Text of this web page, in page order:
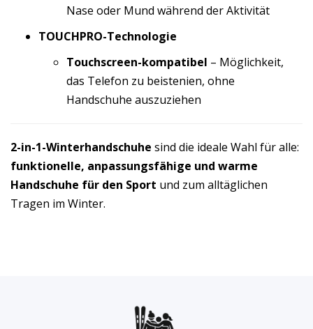
Nase oder Mund während der Aktivität
TOUCHPRO-Technologie
Touchscreen-kompatibel – Möglichkeit,
das Telefon zu beistenien, ohne
Handschuhe auszuziehen
2-in-1-Winterhandschuhe sind die ideale Wahl für alle:
funktionelle, anpassungsfähige und warme
Handschuhe für den Sport und zum alltäglichen
Tragen im Winter.